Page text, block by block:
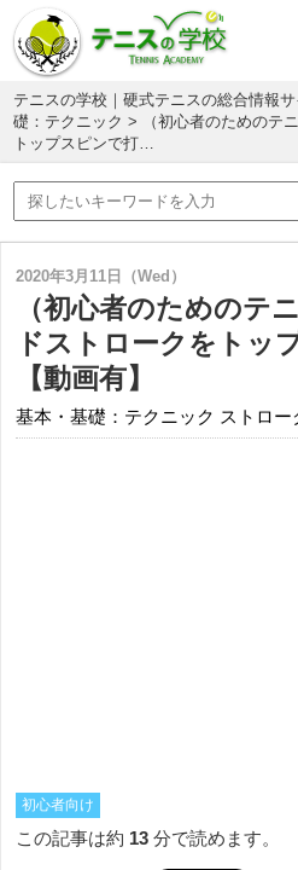
テニスの学校｜硬式テニスの総合情報サ
礎：テクニック > （初心者のためのテ
トップスピンで打…
2020年3月11日（Wed）
（初心者のためのテ
ドストロークをトッ
【動画有】
基本・基礎：テクニック ストロー
初心者向け
この記事は約 13 分で読めます。